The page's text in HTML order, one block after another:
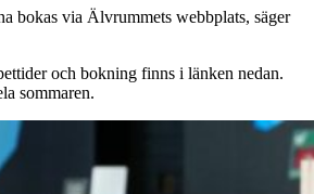
bokas via Älvrummets webbplats, säger
och bokning finns i länken nedan.
sommaren.